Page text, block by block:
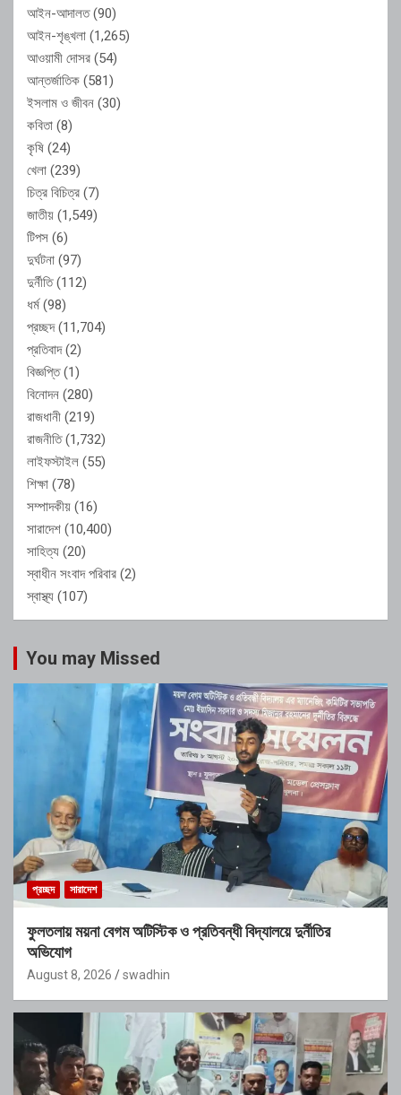
আইন-আদালত(90)
আইন-শৃঙ্খলা (1,265)
আওয়ামী দোসর (54)
আন্তর্জাতিক (581)
ইসলাম ও জীবন (30)
কবিতা (8)
কৃষি (24)
খেলা (239)
চিত্র বিচিত্র (7)
জাতীয় (1,549)
টিপস (6)
দুর্ঘটনা (97)
দুর্নীতি(112)
ধর্ম(98)
প্রচ্ছদ(11,704)
প্রতিবাদ(2)
বিজ্ঞপ্তি(1)
বিনোদন (280)
রাজধানী (219)
রাজনীতি(1,732)
লাইফস্টাইল (55)
শিক্ষা (78)
সম্পাদকীয় (16)
সারাদেশ (10,400)
সাহিত্য (20)
স্বাধীন সংবাদ পরিবার (2)
স্বাস্থ্য (107)
You may Missed
প্রচ্ছদ সারাদেশ
ফুলতলায় ময়না বেগম অটিস্টিক ও প্রতিবন্ধী বিদ্যালয়ে দুর্নীতির
অভিযোগ
August 8, 2026 swadhin